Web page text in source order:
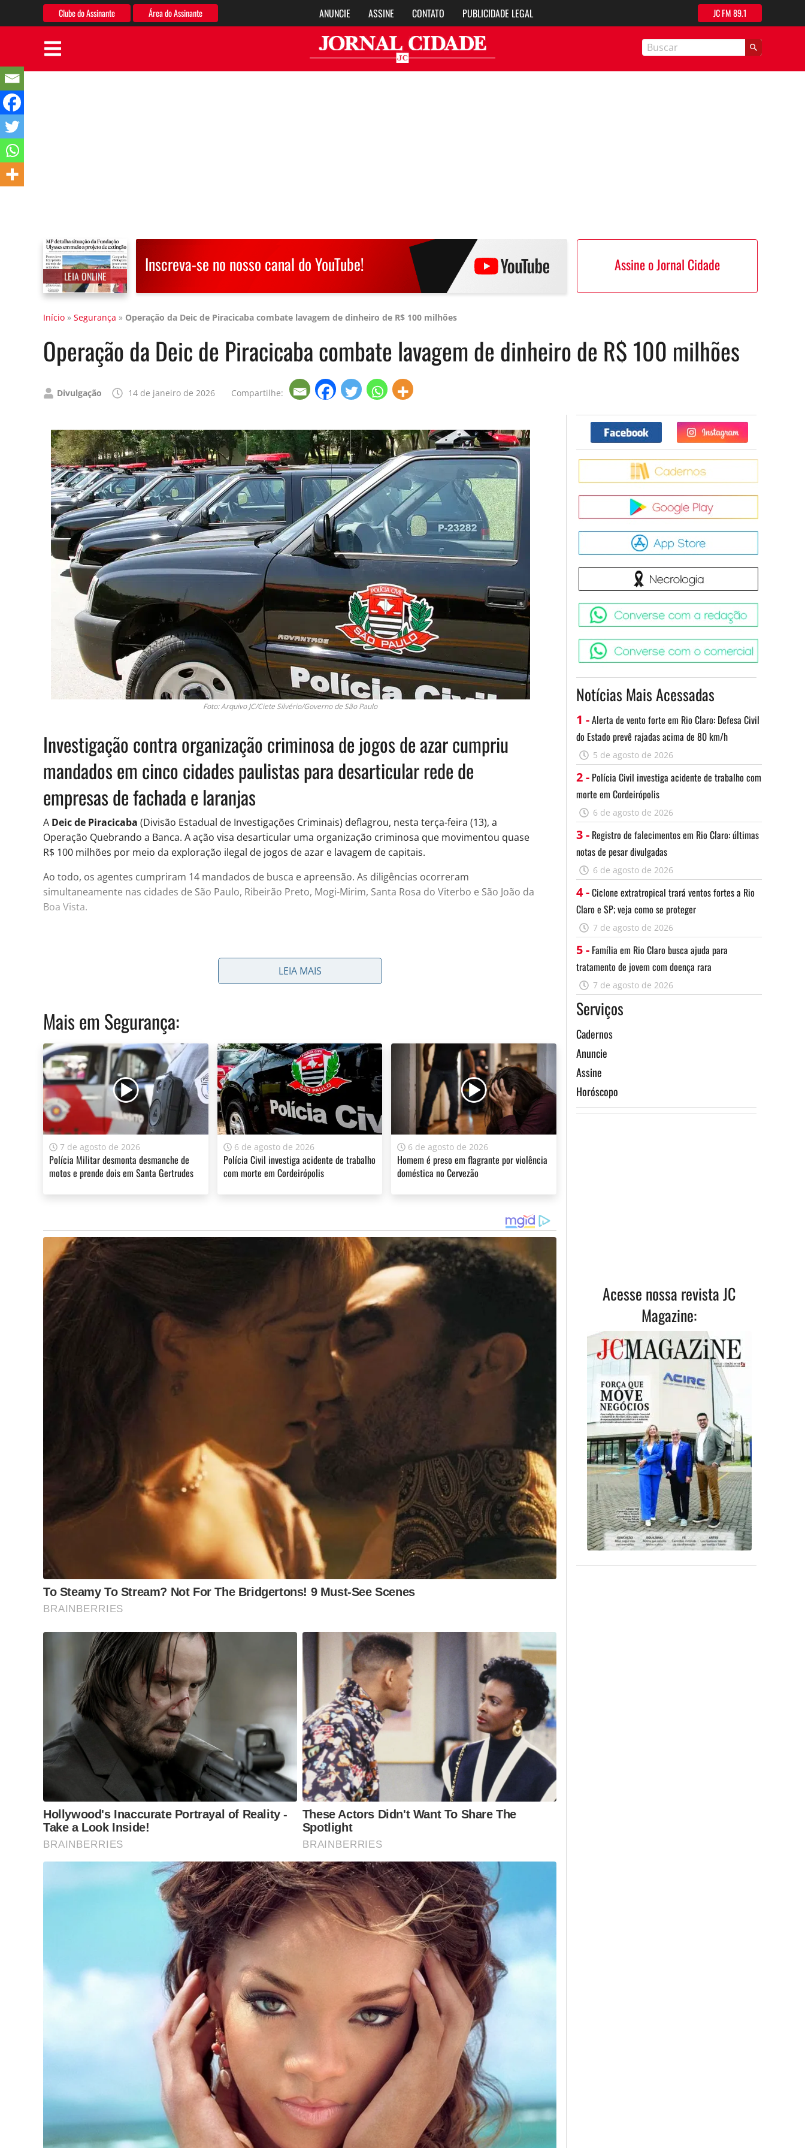
Clube do Assinante Área do Assinante ANUNCIE ASSINE CONTATO PUBLICIDADE LEGAL JC FM 89.1
LEIA ONLINE
Inscreva-se no nosso canal do YouTube! Assine o Jornal Cidade
Início » Segurança » Operação da Deic de Piracicaba combate lavagem de dinheiro de R$ 100 milhões
Operação da Deic de Piracicaba combate lavagem de dinheiro de R$ 100 milhões
Publicado
Divulgação 14 de janeiro de 2026 Compartilhe:
Foto: Arquivo JC/Ciete Silvério/Governo de São Paulo
Investigação contra organização criminosa de jogos de azar cumpriu
mandados em cinco cidades paulistas para desarticular rede de
empresas de fachada e laranjas
A Deic de Piracicaba (Divisão Estadual de Investigações Criminais) deflagrou, nesta terça-feira (13), a
Operação Quebrando a Banca. A ação visa desarticular uma organização criminosa que movimentou quase
R$ 100 milhões por meio da exploração ilegal de jogos de azar e lavagem de capitais.
Ao todo, os agentes cumpriram 14 mandados de busca e apreensão. As diligências ocorreram
simultaneamente nas cidades de São Paulo, Ribeirão Preto, Mogi-Mirim, Santa Rosa do Viterbo e São João da
Boa Vista.
Investigação da Deic de Piracicaba revela rede de laranjas
nomes para esconder os verdadeiros donos do capital.
O delegado e divisionário daDeic de Piracicaba, William Marchi, explicou que o trabalho começou com
prisões por jogos de azar. Embora seja um delito de menor potencial, a prática fomenta crimes graves, como
a própria organização criminosa.
Durante a operação foram apreendidos dispositivos eletrônicos e quantias
em dinheiro. Foto: SSP
Movimentações milionárias e método de lavagem
Relatórios de inteligência financeira revelaram dados impressionantes. O principal líder da quadrilha
movimentou mais de R$ 25 milhões apenas no primeiro semestre de 2024. O histórico do grupo aponta
transações milionárias recorrentes em anos anteriores.
A cúpula da organização utilizava transações imobiliárias em espécie para esconder a origem dos recursos.
Além disso, bens eram adquiridos sempre em nome de terceiros, dificultando a fiscalização das autoridades.
Estrutura da organização criminosa e tática ‘smurfing’
O núcleo operacional contava com gerentes e operadores financeiros. Eles eram responsáveis por pulverizar
milhões de reais através de centenas de transferências via Pix e depósitos fracionados, tática conhecida no
.
A quadrilha também mantinha ligação com uma empresa de capital social declarado de R$ 36 milhões. Essa
companhia é apontada pela investigação como um dos principais destinos dos valores milionários
transferidos pela liderança do esquema.
ORGANIZAÇÃO CRIMINOSA,PIRACICABA POLÍCIA CIVIL,REGIÃO
A sua assinatura é fundamental para continuarmos a oferecer informação de qualidade e credibilidade. Apoie o jornalismo
Clique aqui
YouTube Assine
LEIA MAIS
Mais emSegurança:
7 de agosto de 2026
Polícia Militar desmonta desmanche de
motos e prende dois em Santa Gertrudes
6 de agosto de 2026
Polícia Civil investiga acidente de trabalho
com morte em Cordeirópolis
6 de agosto de 2026
Homem é preso em flagrante por violência
doméstica no Cervezão
Facebook Twitter
Notícias Mais Acessadas
1 -Alerta de vento forte em Rio Claro: Defesa Civil
do Estado prevê rajadas acima de 80 km/h
5 de agosto de 2026
2 - Polícia Civil investiga acidente de trabalho com
morte em Cordeirópolis
6 de agosto de 2026
3 - Registro de falecimentos em Rio Claro: últimas
notas de pesar divulgadas
6 de agosto de 2026
4 -Ciclone extratropical trará ventos fortes a Rio
Claro e SP; veja como se proteger
7 de agosto de 2026
5 - Família em Rio Claro busca ajuda para
tratamento de jovem com doença rara
7 de agosto de 2026
Serviços
Cadernos
Anuncie
Assine
Horóscopo
Acesse nossa revista JC
Magazine: